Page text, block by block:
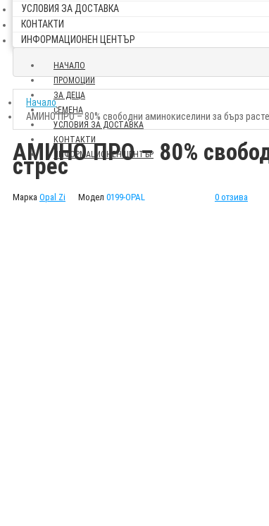
УСЛОВИЯ ЗА ДОСТАВКА
КОНТАКТИ
ИНФОРМАЦИОНЕН ЦЕНТЪР
НАЧАЛО
ПРОМОЦИИ
ЗА ДЕЦА
СЕМЕНА
УСЛОВИЯ ЗА ДОСТАВКА
КОНТАКТИ
ИНФОРМАЦИОНЕН ЦЕНТЪР
Начало
АМИНО ПРО – 80% свободни аминокиселини за бърз
АМИНО ПРО – 80%
стрес
Марка Opal Zi Модел 0199-OPAL 0 отзива